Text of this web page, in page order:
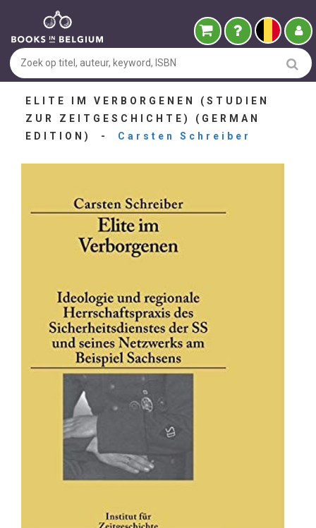
ELITE IM VERBORGENEN (STUDIEN
ZUR ZEITGESCHICHTE) (GERMAN
EDITION) - Carsten Schreiber